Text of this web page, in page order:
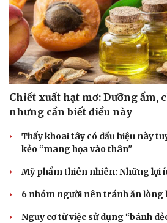
Chiết xuất hạt mơ: Dưỡng ẩm,
nhưng cần biết điều này
Thấy khoai tây có dấu hiệu này
kẻo “mang họa vào thân"
Mỹ phẩm thiên nhiên: Những lợi
6 nhóm người nên tránh ăn lòng
Nguy cơ từ việc sử dụng “bánh